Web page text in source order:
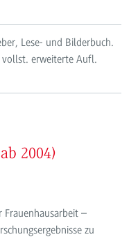
Lese- und Bilderbuch.
vollst. erweiterte Aufl.
2004)
Frauenhausarbeit –
zu